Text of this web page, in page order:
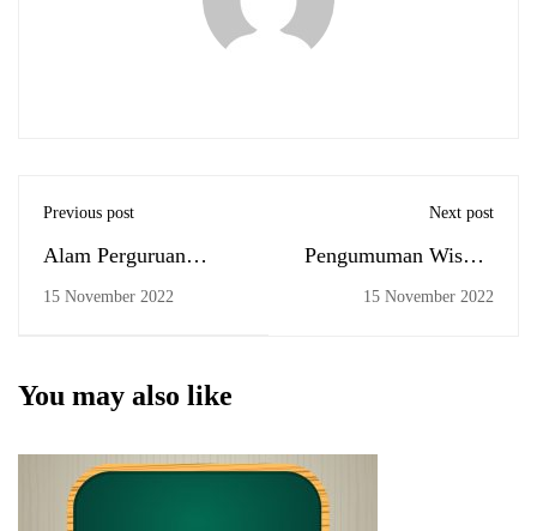
Previous post
Alam Perguruan
Tinggi
15 November 2022
Next post
Pengumuman Wisuda
UIN Antasari (23
15 November 2022
You may also like